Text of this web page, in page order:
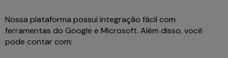
Nossa plataforma possui integração fácil com
ferramentas do Google e Microsoft. Além disso, você
pode contar com: